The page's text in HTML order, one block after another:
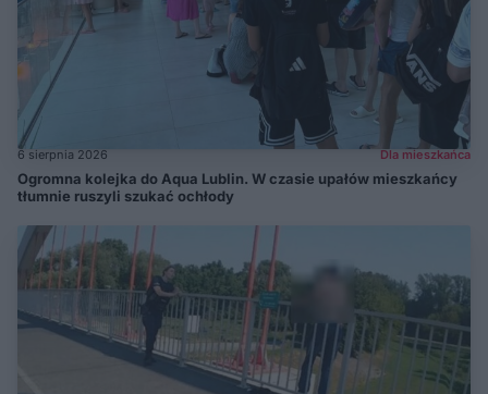
6 sierpnia 2026 Dla mieszkańca
Ogromna kolejka do Aqua Lublin. W czasie upałów mieszkańcy
tłumnie ruszyli szukać ochłody